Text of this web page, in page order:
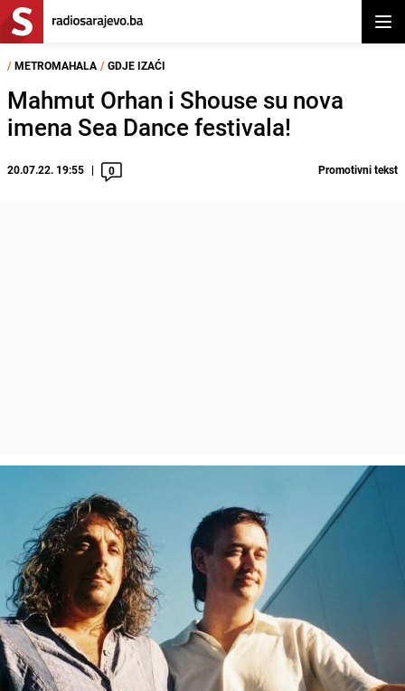
/ METROMAHALA / GDJE IZAĆI
Mahmut Orhan i Shouse su nova
imena Sea Dance festivala!
20.07.22. 19:55 0 Promotivni tekst